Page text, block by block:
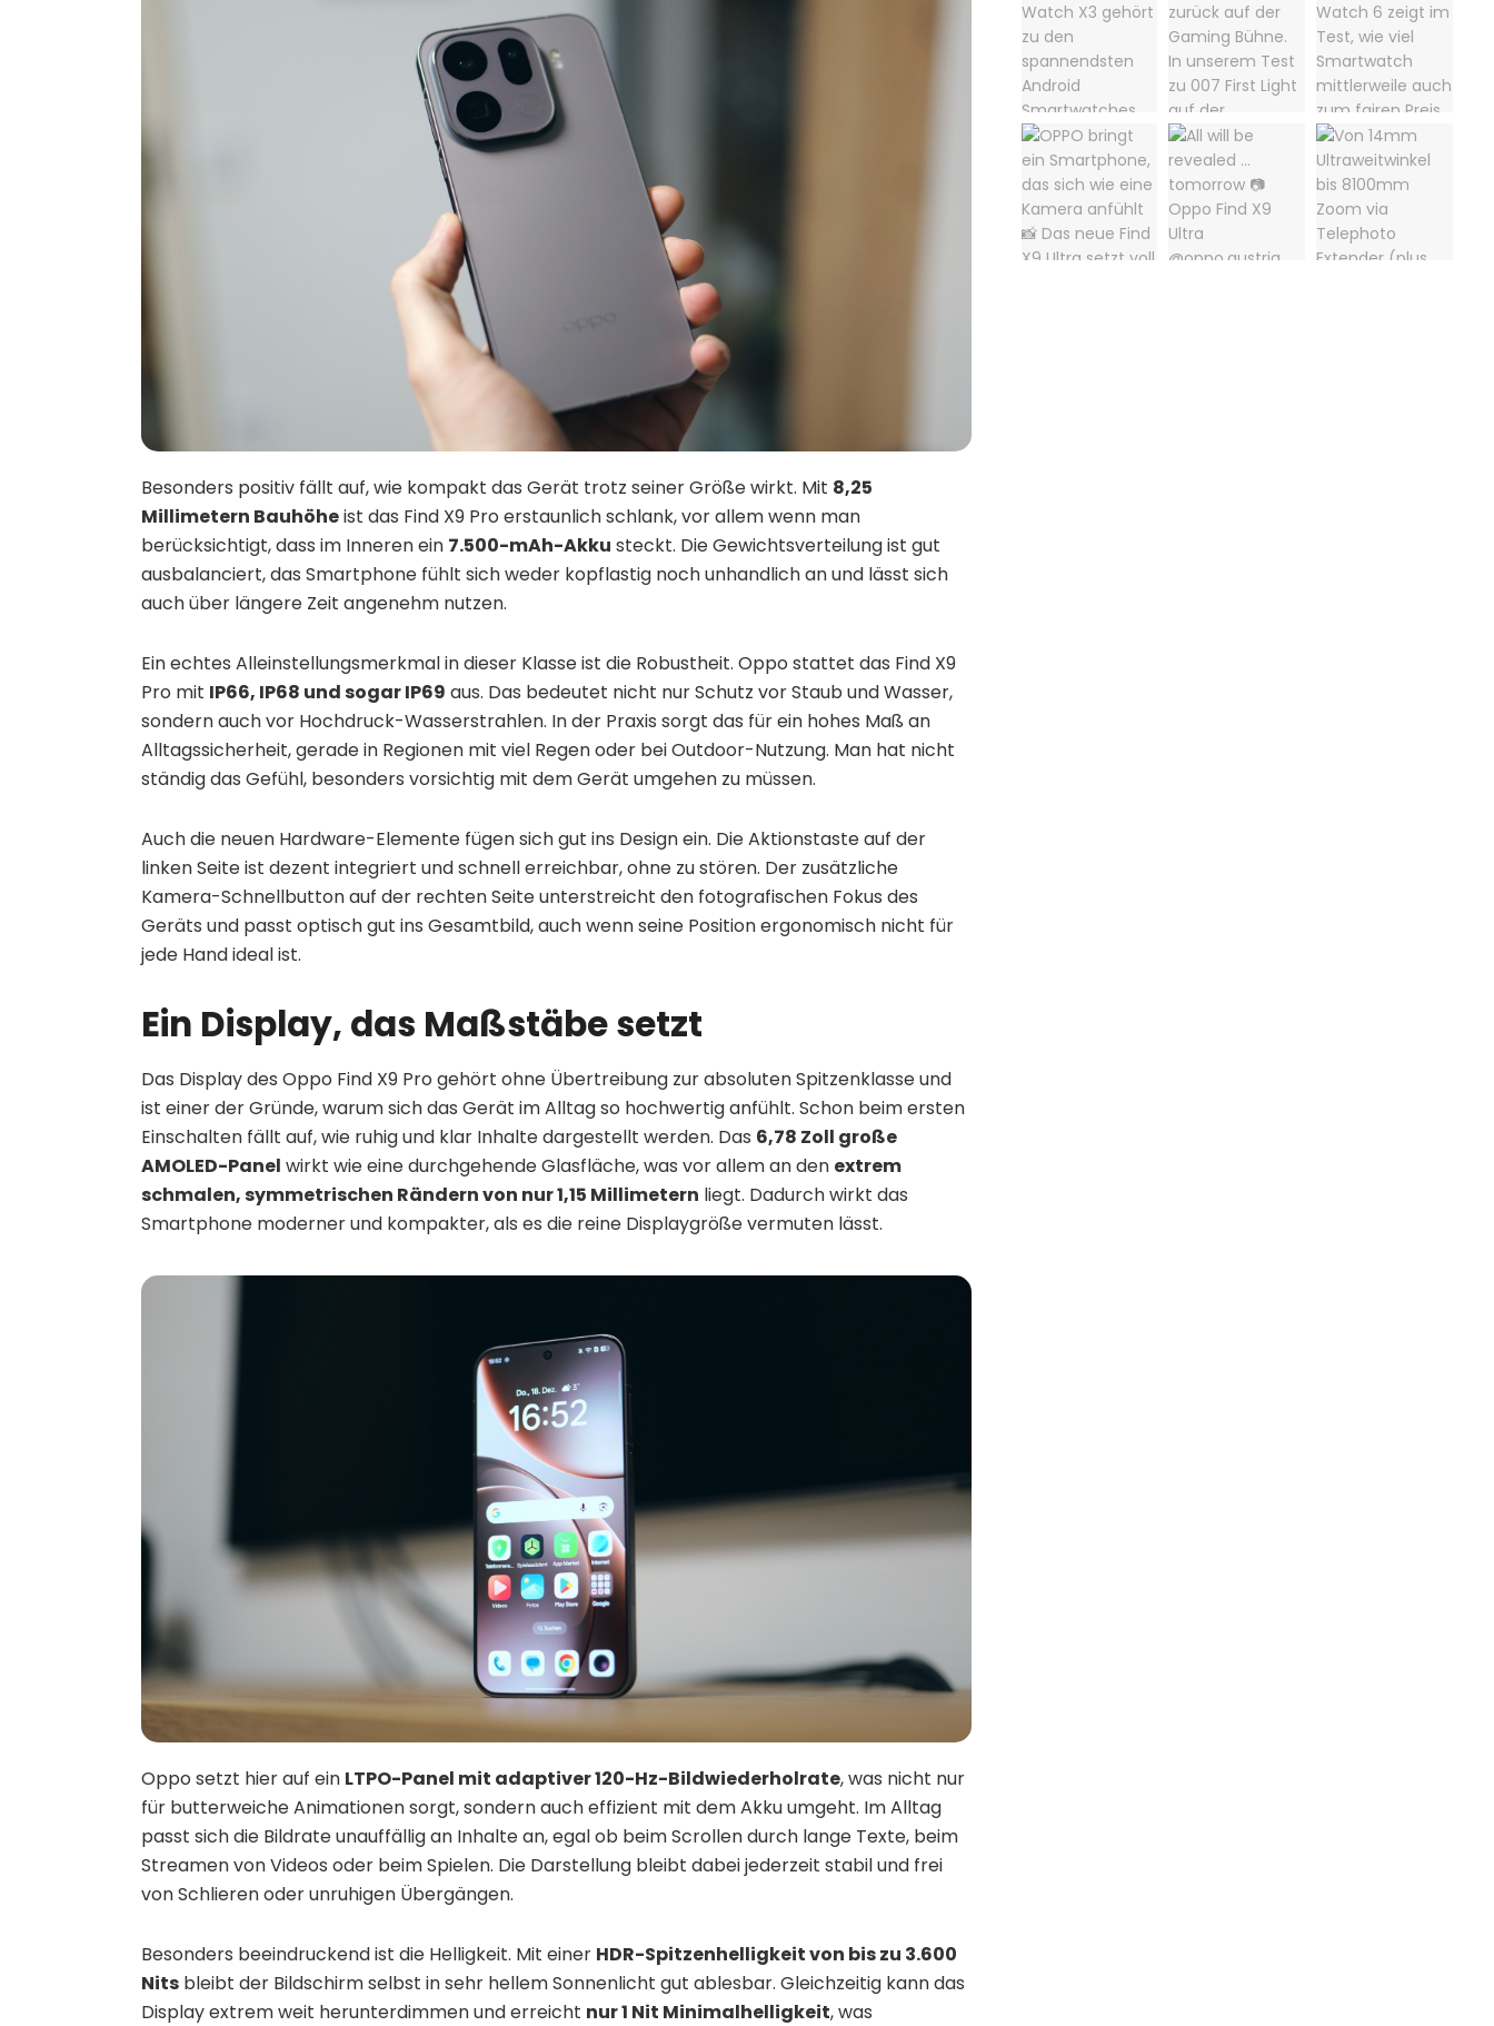
Besonders positiv fällt auf, wie kompakt das Gerät trotz seiner Größe wirkt. Mit 8,25
Millimetern Bauhöheist das Find X9 Pro erstaunlich schlank, vor allem wenn man
berücksichtigt, dass im Inneren ein 7.500-mAh-Akku steckt. Die Gewichtsverteilung ist gut
ausbalanciert, das Smartphone fühlt sich weder kopflastig noch unhandlich an und lässt sich
auch über längere Zeit angenehm nutzen.
Ein echtes Alleinstellungsmerkmal in dieser Klasse ist die Robustheit. Oppo stattet das Find X9
Pro mit IP66, IP68 und sogar IP69 aus. Das bedeutet nicht nur Schutz vor Staub und Wasser,
sondern auch vor Hochdruck-Wasserstrahlen. In der Praxis sorgt das für ein hohes Maß an
Alltagssicherheit, gerade in Regionen mit viel Regen oder bei Outdoor-Nutzung. Man hat nicht
ständig das Gefühl, besonders vorsichtig mit dem Gerät umgehen zu müssen.
Auch die neuen Hardware-Elemente fügen sich gut ins Design ein. Die Aktionstaste auf der
linken Seite ist dezent integriert und schnell erreichbar, ohne zu stören. Der zusätzliche
Kamera-Schnellbutton auf der rechten Seite unterstreicht den fotografischen Fokus des
Geräts und passt optisch gut ins Gesamtbild, auch wenn seine Position ergonomisch nicht für
jede Hand ideal ist.
Ein Display, das Maßstäbe setzt
Das Display des Oppo Find X9 Pro gehört ohne Übertreibung zur absoluten Spitzenklasse und
ist einer der Gründe, warum sich das Gerät im Alltag so hochwertig anfühlt. Schon beim ersten
Einschalten fällt auf, wie ruhig und klar Inhalte dargestellt werden. Das 6,78 Zoll große
AMOLED-Panel wirkt wie eine durchgehende Glasfläche, was vor allem an den extrem
schmalen, symmetrischen Rändern von nur 1,15 Millimetern liegt. Dadurch wirkt das
Smartphone moderner und kompakter, als es die reine Displaygröße vermuten lässt.
Oppo setzt hier auf ein LTPO-Panel mit adaptiver 120-Hz-Bildwiederholrate, was nicht nur
für butterweiche Animationen sorgt, sondern auch effizient mit dem Akku umgeht. Im Alltag
passt sich die Bildrate unauffällig an Inhalte an, egal ob beim Scrollen durch lange Texte, beim
Streamen von Videos oder beim Spielen. Die Darstellung bleibt dabei jederzeit stabil und frei
von Schlieren oder unruhigen Übergängen.
Besonders beeindruckend ist die Helligkeit. Mit einer HDR-Spitzenhelligkeit von bis zu 3.600
Nits bleibt der Bildschirm selbst in sehr hellem Sonnenlicht gut ablesbar. Gleichzeitig kann das
Display extrem weit herunterdimmen und erreicht nur 1 Nit Minimalhelligkeit, was